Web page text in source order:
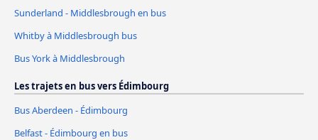
Sunderland - Middlesbrough en bus
Whitby à Middlesbrough bus
Bus York à Middlesbrough
Les trajets en bus vers Édimbourg
Bus Aberdeen - Édimbourg
Belfast - Édimbourg en bus